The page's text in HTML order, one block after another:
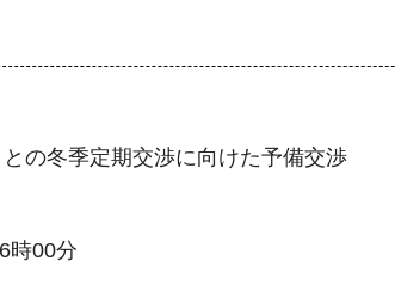
の冬季定期交渉に向けた予備交渉
時00分